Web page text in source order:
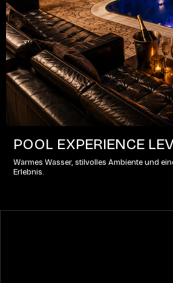
POOL
Warmes Wasser, stilvolles Ambiente und
Erlebnis.